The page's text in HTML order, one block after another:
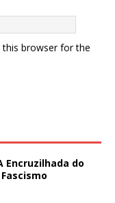
this browser for the
Encruzilhada do